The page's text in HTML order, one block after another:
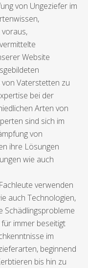
von Ungeziefer im
Website
Vaterstetten zu
bei der
Arten von
sind sich im
von
ihre Lösungen
wie auch
verwenden
auch Technologien,
Schädlingsprobleme
immer beseitigt
im
beginnend
bis hin zu